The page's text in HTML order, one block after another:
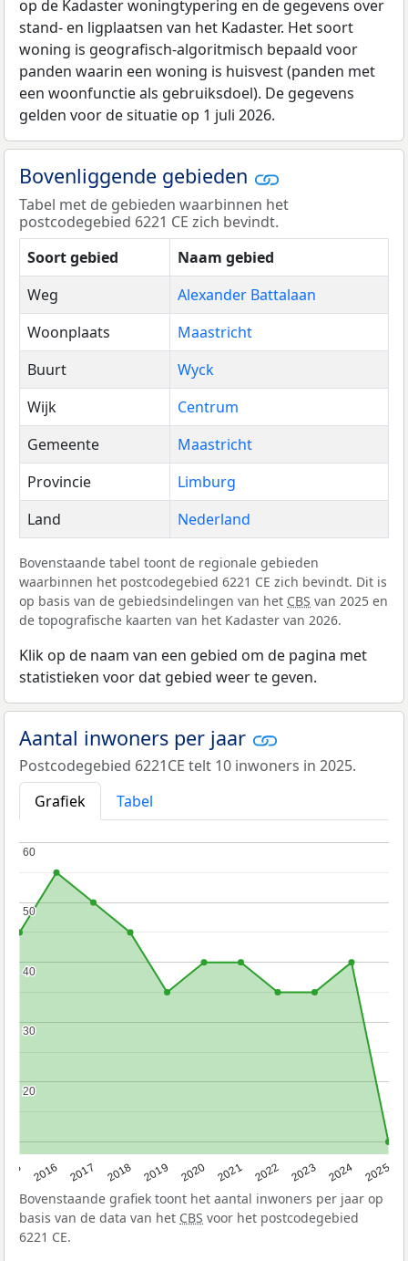
op de Kadaster woningtypering en de gegevens over
stand- en ligplaatsen van het Kadaster. Het soort
woning is geografisch-algoritmisch bepaald voor
panden waarin een woning is huisvest (panden met
een woonfunctie als gebruiksdoel). De gegevens
gelden voor de situatie op 1 juli 2026.
Bovenliggende gebieden
Tabel met de gebieden waarbinnen het
postcodegebied 6221 CE zich bevindt.
Soort gebied
Naam gebied
Weg
Alexander Battalaan
Woonplaats
Maastricht
Buurt
Wyck
Wijk
Centrum
Gemeente
Maastricht
Provincie
Limburg
Land
Nederland
Bovenstaande tabel toont de regionale gebieden
waarbinnen het postcodegebied 6221 CE zich bevindt. Dit is
op basis van de gebiedsindelingen van het CBS van 2025 en
de topografische kaarten van het Kadaster van 2026.
Klik op de naam van een gebied om de pagina met
statistieken voor dat gebied weer te geven.
Aantal inwoners per jaar
Postcodegebied 6221CE telt 10 inwoners in 2025.
Grafiek
Tabel
2016 2017 2018 2019 2020 2021 2022 2023 2024 2025
20
20
30
30
40
40
50
50
60
60
Bovenstaande grafiek toont het aantal inwoners per jaar op
basis van de data van het CBS voor het postcodegebied
6221 CE.